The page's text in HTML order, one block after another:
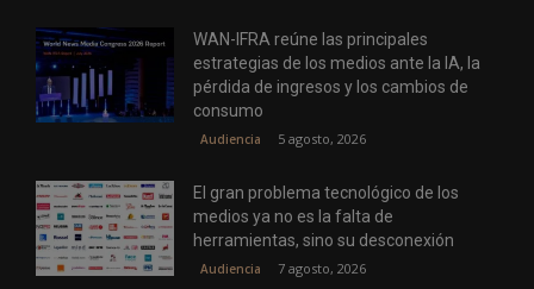
WAN-IFRA reúne las principales
estrategias de los medios ante la IA, la
pérdida de ingresos y los cambios de
consumo
Audiencia 5 agosto, 2026
El gran problema tecnológico de los
medios ya no es la falta de
herramientas, sino su desconexión
Audiencia 7 agosto, 2026